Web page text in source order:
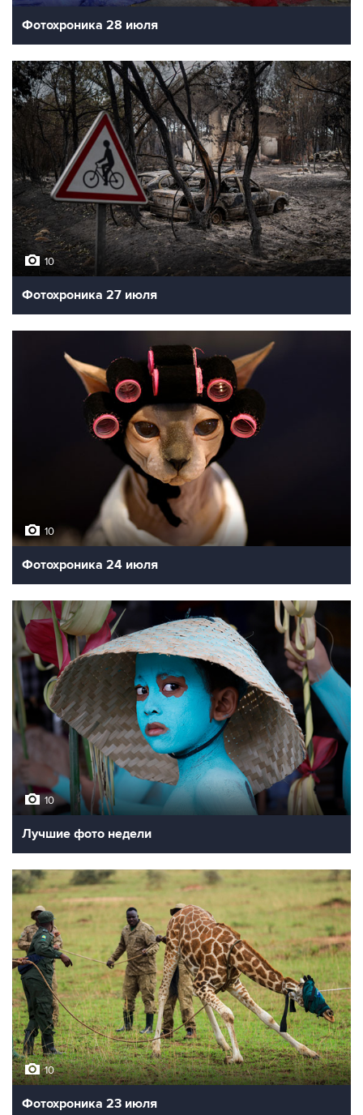
Фотохроника 28 июля
10
Фотохроника 27 июля
10
Фотохроника 24 июля
10
Лучшие фото недели
10
Фотохроника 23 июля